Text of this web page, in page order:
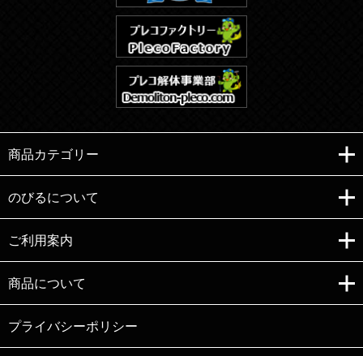
商品カテゴリー
のびるについて
ご利用案内
商品について
プライバシーポリシー
Copyright (C)e-nobiru All right reserved.